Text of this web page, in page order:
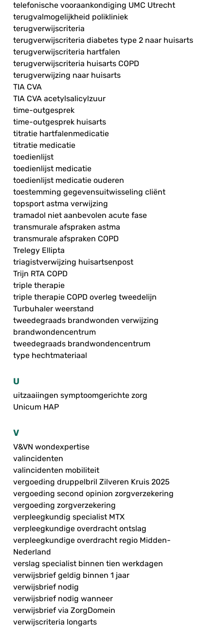
telefonische vooraankondiging UMC Utrecht
terugvalmogelijkheid polikliniek
terugverwijscriteria
terugverwijscriteria diabetes type 2 naar huisarts
terugverwijscriteria hartfalen
terugverwijscriteria huisarts COPD
terugverwijzing naar huisarts
TIA CVA
TIA CVA acetylsalicylzuur
time-outgesprek
time-outgesprek huisarts
titratie hartfalenmedicatie
titratie medicatie
toedienlijst
toedienlijst medicatie
toedienlijst medicatie ouderen
toestemming gegevensuitwisseling cliënt
topsport astma verwijzing
tramadol niet aanbevolen acute fase
transmurale afspraken astma
transmurale afspraken COPD
Trelegy Ellipta
triagistverwijzing huisartsenpost
Trijn RTA COPD
triple therapie
triple therapie COPD overleg tweedelijn
Turbuhaler weerstand
tweedegraads brandwonden verwijzing
brandwondencentrum
tweedegraads brandwondencentrum
type hechtmateriaal
U
uitzaaiingen symptoomgerichte zorg
Unicum HAP
V
V&VN wondexpertise
valincidenten
valincidenten mobiliteit
vergoeding druppelbril Zilveren Kruis 2025
vergoeding second opinion zorgverzekering
vergoeding zorgverzekering
verpleegkundig specialist MTX
verpleegkundige overdracht ontslag
verpleegkundige overdracht regio Midden-
Nederland
verslag specialist binnen tien werkdagen
verwijsbrief geldig binnen 1 jaar
verwijsbrief nodig
verwijsbrief nodig wanneer
verwijsbrief via ZorgDomein
verwijscriteria longarts